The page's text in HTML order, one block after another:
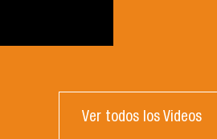
Ver todos los Videos